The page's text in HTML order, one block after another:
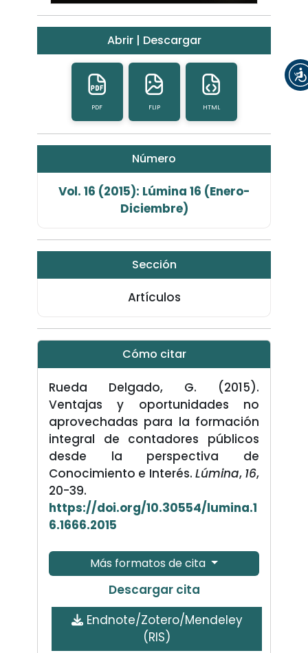
Abrir | Descargar
PDF FLIP HTML
Número
Vol. 16 (2015): Lúmina 16 (Enero-
Diciembre)
Sección
Artículos
Cómo citar
Rueda Delgado, G. (2015).
Ventajas y oportunidades no
aprovechadas para la formación
integral de contadores públicos
desde la perspectiva de
Conocimiento e Interés. Lúmina, 16,
20-39.
https://doi.org/10.30554/lumina.1
6.1666.2015
Más formatos de cita
Descargar cita
Endnote/Zotero/Mendeley
(RIS)